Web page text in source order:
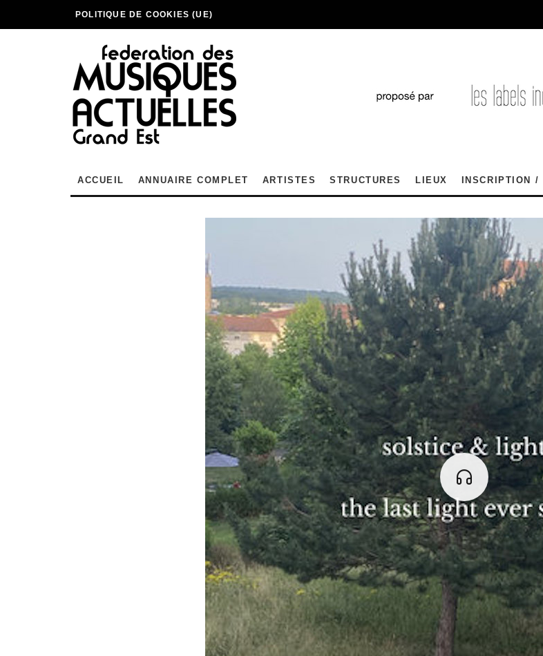
POLITIQUE DE COOKIES (UE)
ACCUEIL ANNUAIRE COMPLET ARTISTES STRUCTURES LIEUX INSCRIPTION /